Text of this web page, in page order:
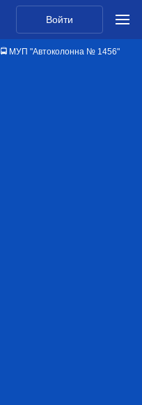
Войти
🚍 МУП "Автоколонна № 1456"